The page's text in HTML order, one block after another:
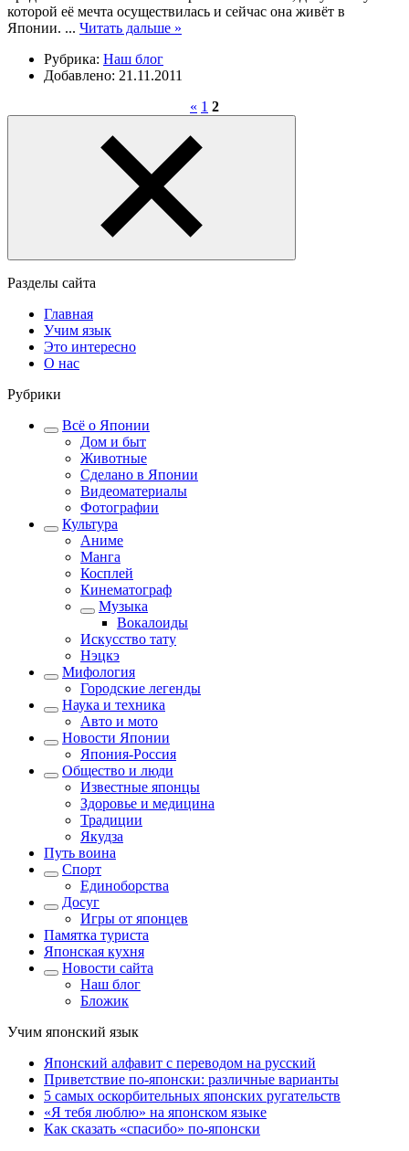
которой её мечта осуществилась и сейчас она живёт в
Японии. ... Читать дальше »
Рубрика: Наш блог
Добавлено: 21.11.2011
« 1 2
Разделы сайта
Главная
Учим язык
Это интересно
О нас
Рубрики
Всё о Японии
Дом и быт
Животные
Сделано в Японии
Видеоматериалы
Фотографии
Культура
Аниме
Манга
Косплей
Кинематограф
Музыка
Вокалоиды
Искусство тату
Нэцкэ
Мифология
Городские легенды
Наука и техника
Авто и мото
Новости Японии
Япония-Россия
Общество и люди
Известные японцы
Здоровье и медицина
Традиции
Якудза
Путь воина
Спорт
Единоборства
Досуг
Игры от японцев
Памятка туриста
Японская кухня
Новости сайта
Наш блог
Бложик
Учим японский язык
Японский алфавит с переводом на русский
Приветствие по-японски: различные варианты
5 самых оскорбительных японских ругательств
«Я тебя люблю» на японском языке
Как сказать «спасибо» по-японски